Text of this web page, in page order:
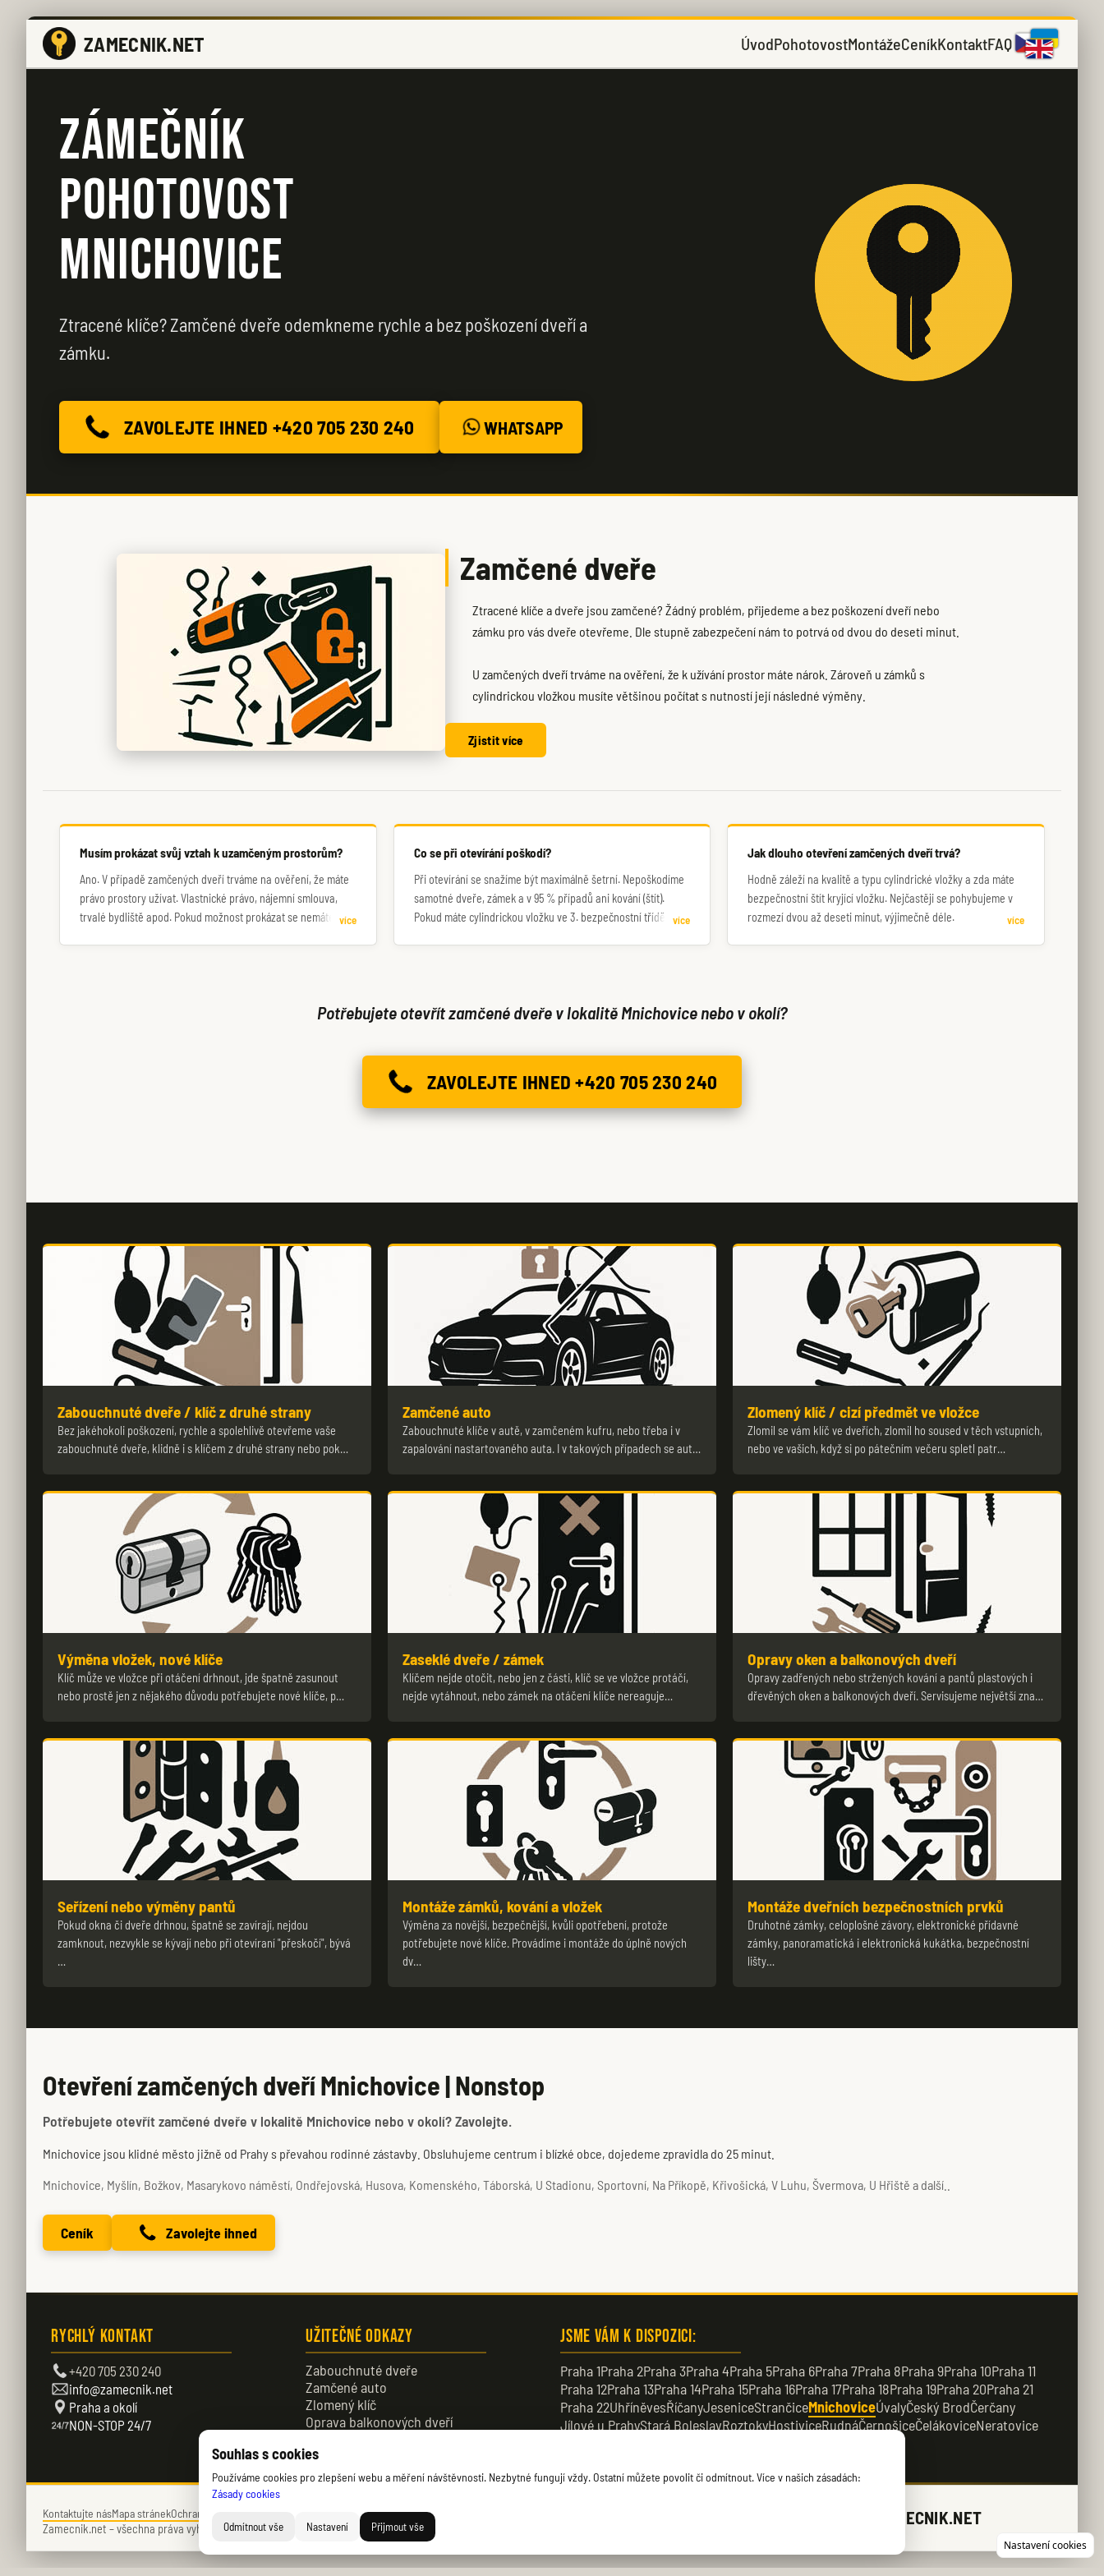
ZAMECNIK.NET ÚvodPohotovostMontážeCeníkKontaktFAQ
ZÁMEČNÍK
POHOTOVOST
MNICHOVICE
Ztracené klíče? Zamčené dveře odemkneme rychle a bez poškození dveří a
zámku.
ZAVOLEJTE IHNED +420 705 230 240 WHATSAPP
Zamčené dveře
Ztracené klíče a dveře jsou zamčené? Žádný problém, přijedeme a bez poškození dveří nebo
zámku pro vás dveře otevřeme. Dle stupně zabezpečení nám to potrvá od dvou do deseti minut.
U zamčených dveří trváme na ověření, že k užívání prostor máte nárok. Zároveň u zámků s
cylindrickou vložkou musíte většinou počítat s nutností její následné výměny.
Zjistit více
Musím prokázat svůj vztah k uzamčeným prostorům?
Ano. V případě zamčených dveří trváme na ověření, že máte
právo prostory užívat. Vlastnické právo, nájemní smlouva,
trvalé bydliště apod. Pokud možnost prokázat se nemáte,
více
Co se při otevírání poškodí?
Při otevírání se snažíme být maximálně šetrní. Nepoškodíme
samotné dveře, zámek a v 95 % případů ani kování (štít).
Pokud máte cylindrickou vložku ve 3. bezpečnostní třídě
více
Jak dlouho otevření zamčených dveří trvá?
Hodně záleží na kvalitě a typu cylindrické vložky a zda máte
bezpečnostní štít kryjící vložku. Nejčastěji se pohybujeme v
rozmezí dvou až deseti minut, výjimečně déle.
více
Potřebujete otevřít zamčené dveře v lokalitě Mnichovice nebo v okolí?
ZAVOLEJTE IHNED +420 705 230 240
Zabouchnuté dveře / klíč z druhé strany
Bez jakéhokoli poškození, rychle a spolehlivě otevřeme vaše
zabouchnuté dveře, klidně i s klíčem z druhé strany nebo pok…
Zamčené auto
Zabouchnuté klíče v autě, v zamčeném kufru, nebo třeba i v
zapalování nastartovaného auta. I v takových případech se aut…
Zlomený klíč / cizí předmět ve vložce
Zlomil se vám klíč ve dveřích, zlomil ho soused v těch vstupních,
nebo ve vašich, když si po pátečním večeru spletl patr…
Výměna vložek, nové klíče
Klíč může ve vložce při otáčení drhnout, jde špatně zasunout
nebo prostě jen z nějakého důvodu potřebujete nové klíče, p…
Zaseklé dveře / zámek
Klíčem nejde otočit, nebo jen z části, klíč se ve vložce protáčí,
nejde vytáhnout, nebo zámek na otáčení klíče nereaguje…
Opravy oken a balkonových dveří
Opravy zadřených nebo stržených kování a pantů plastových i
dřevěných oken a balkonových dveří. Servisujeme největší zna…
Seřízení nebo výměny pantů
Pokud okna či dveře drhnou, špatně se zavírají, nejdou
zamknout, nezvykle se kývají nebo při otevíraní "přeskočí", bývá
…
Montáže zámků, kování a vložek
Výměna za novější, bezpečnější, kvůli opotřebení, protože
potřebujete nové klíče. Provádíme i montáže do úplně nových
dv…
Montáže dveřních bezpečnostních prvků
Druhotné zámky, celoplošné závory, elektronické přídavné
zámky, panoramatická i elektronická kukátka, bezpečnostní
lišty…
Otevření zamčených dveří Mnichovice | Nonstop
Potřebujete otevřít zamčené dveře v lokalitě Mnichovice nebo v okolí? Zavolejte.
Mnichovice jsou klidné město jižně od Prahy s převahou rodinné zástavby. Obsluhujeme centrum i blízké obce, dojedeme zpravidla do 25 minut.
Mnichovice, Myšlín, Božkov, Masarykovo náměstí, Ondřejovská, Husova, Komenského, Táborská, U Stadionu, Sportovní, Na Příkopě, Křivošická, V Luhu, Švermova, U Hřiště a další..
Ceník Zavolejte ihned
Rychlý kontakt
+420 705 230 240
info@zamecnik.net
Praha a okolí
NON-STOP 24/7
Užitečné odkazy
Zabouchnuté dveře
Zamčené auto
Zlomený klíč
Oprava balkonových dveří
Jsme vám k dispozici:
Praha 1Praha 2Praha 3Praha 4Praha 5Praha 6Praha 7Praha 8Praha 9Praha 10Praha 11
Praha 12Praha 13Praha 14Praha 15Praha 16Praha 17Praha 18Praha 19Praha 20Praha 21
Praha 22UhříněvesŘíčanyJeseniceStrančiceMnichoviceÚvalyČeský BrodČerčany
Jílové u PrahyStará BoleslavRoztokyHostiviceRudnáČernošiceČelákoviceNeratovice
Kontaktujte násMapa stránekOchrana soukromí
Zamecnik.net –všechna práva vyhrazena – © 2026 – Daniel Němec.
ZAMECNIK.NET
Souhlas s cookies
Používáme cookies pro zlepšení webu a měření návštěvnosti. Nezbytné fungují vždy. Ostatní můžete povolit či odmítnout. Více v našich zásadách:
Zásady cookies
Odmítnout vše Nastavení Přijmout vše
Nastavení cookies